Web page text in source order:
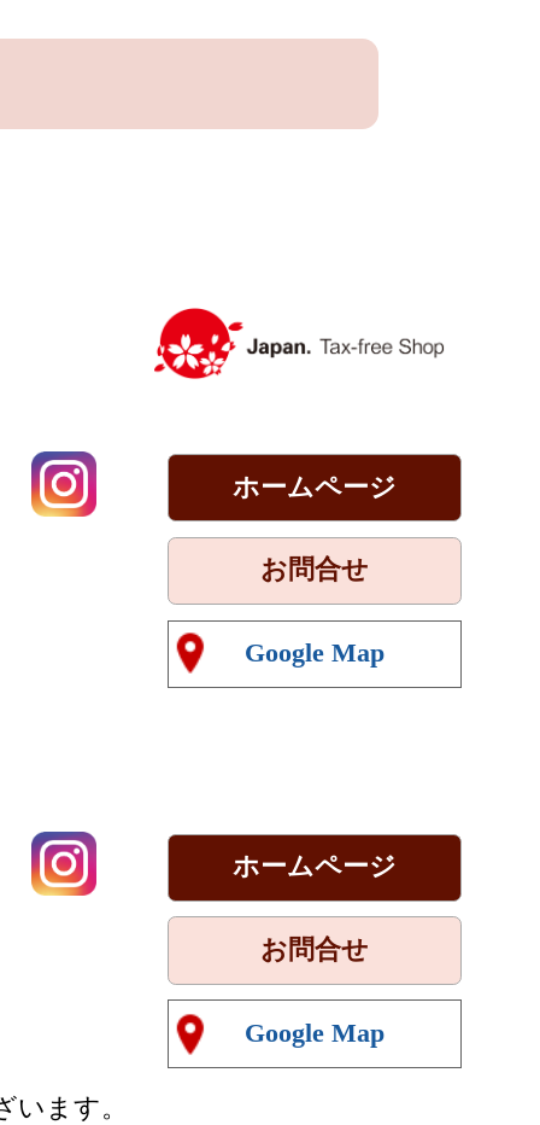
ホームページ
お問合せ
Google Map
います。
ホームページ
お問合せ
Google Map